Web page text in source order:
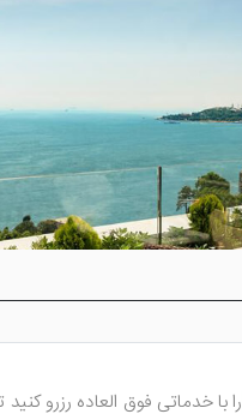
را با خدماتی فوق العاده رزرو